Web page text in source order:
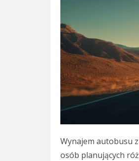
Wynajem autobusu
osób planujących